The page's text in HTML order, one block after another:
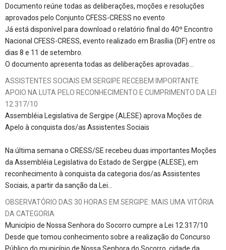
Documento reúne todas as deliberações, moções e resoluções
aprovados pelo Conjunto CFESS-CRESS no evento
Já está disponível para download o relatório final do 40º Encontro
Nacional CFESS-CRESS, evento realizado em Brasília (DF) entre os
dias 8 e 11 de setembro.
O documento apresenta todas as deliberações aprovadas…
ASSISTENTES SOCIAIS EM SERGIPE RECEBEM IMPORTANTE
APOIO NA LUTA PELO RECONHECIMENTO E CUMPRIMENTO DA LEI
12.317/10
Assembléia Legislativa de Sergipe (ALESE) aprova Moções de
Apelo à conquista dos/as Assistentes Sociais
Na última semana o CRESS/SE recebeu duas importantes Moções
da Assembléia Legislativa do Estado de Sergipe (ALESE), em
reconhecimento à conquista da categoria dos/as Assistentes
Sociais, a partir da sanção da Lei…
OBSERVATÓRIO DAS 30 HORAS EM SERGIPE: MAIS UMA VITÓRIA
DA CATEGORIA
Município de Nossa Senhora do Socorro cumpre a Lei 12.317/10
Desde que tomou conhecimento sobre a realização do Concurso